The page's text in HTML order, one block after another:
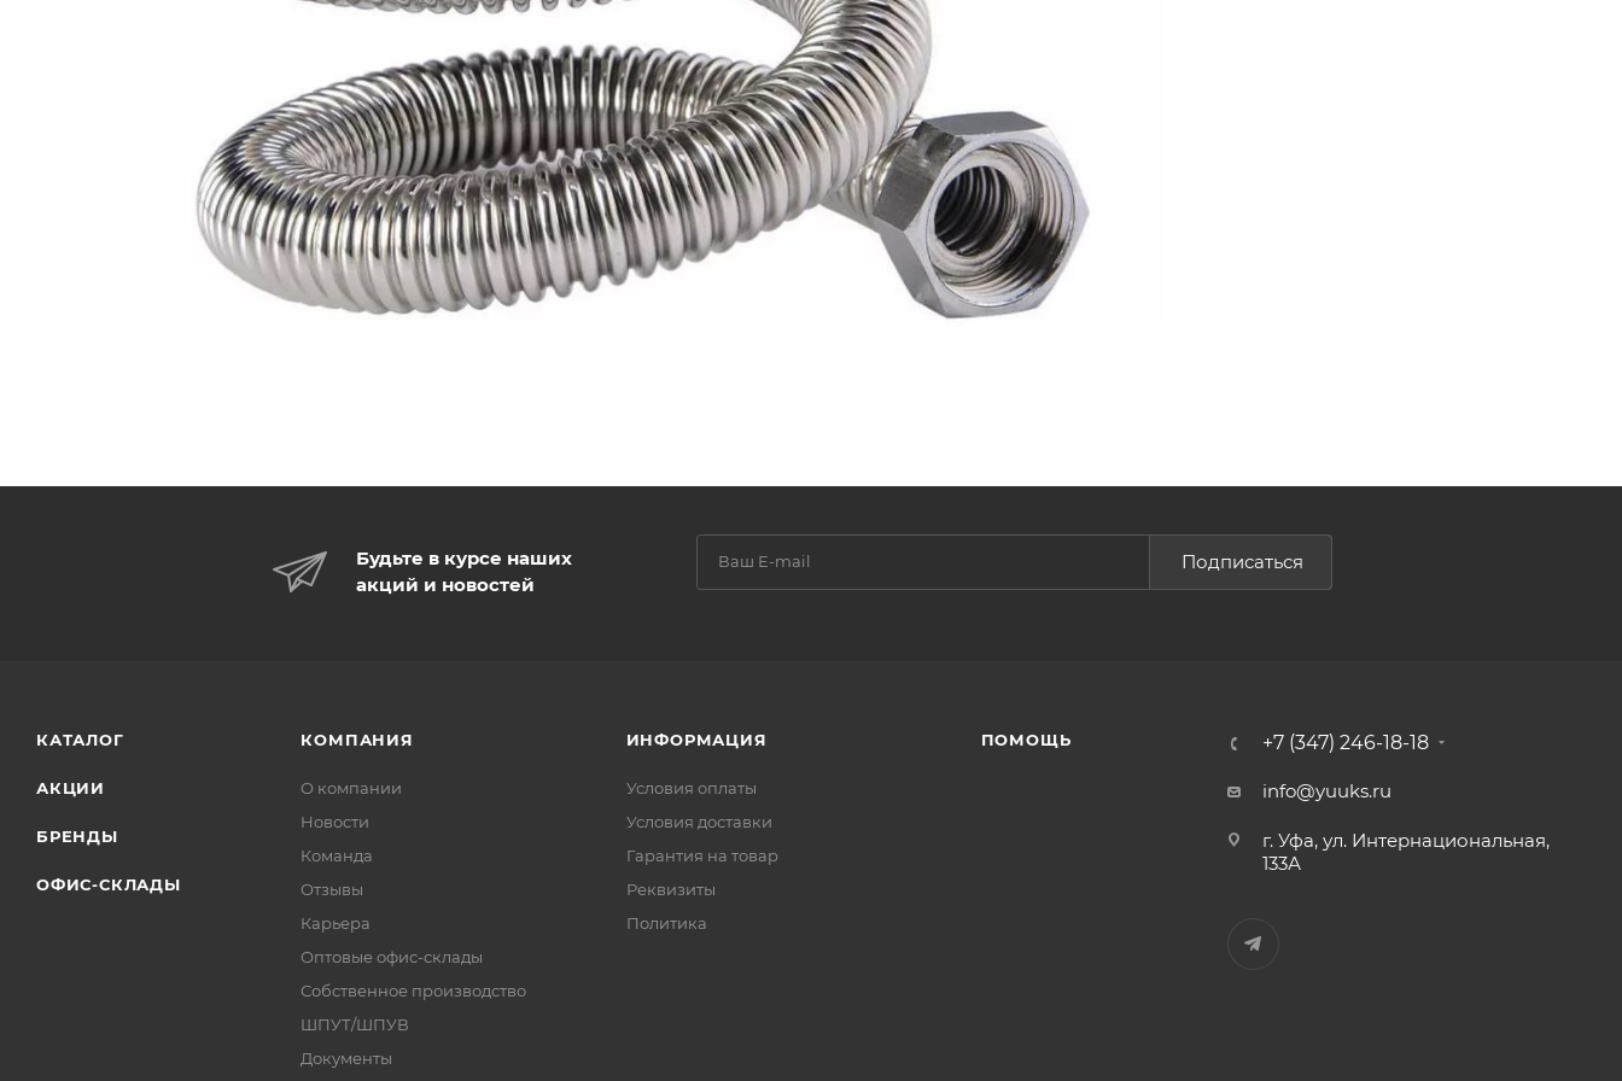
Будьте в курсе наших
акций и новостей
Подписаться
КАТАЛОГ
АКЦИИ
БРЕНДЫ
ОФИС-СКЛАДЫ
КОМПАНИЯ
О компании
Новости
Команда
Отзывы
Карьера
Оптовые офис-склады
Собственное производство
ШПУТ/ШПУВ
Документы
ИНФОРМАЦИЯ
Условия оплаты
Условия доставки
Гарантия на товар
Реквизиты
Политика
ПОМОЩЬ +7 (347) 246-18-18
info@yuuks.ru
г. Уфа, ул. Интернациональная,
133А